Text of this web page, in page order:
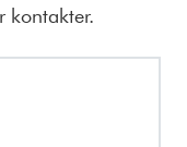
kontakter.